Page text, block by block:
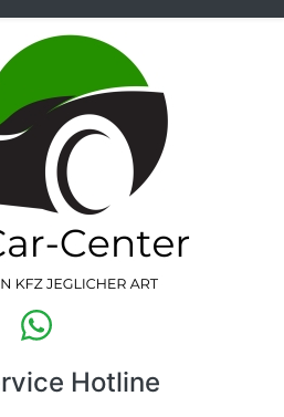
Hotline